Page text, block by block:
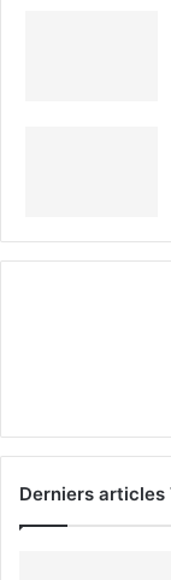
Derniers articles